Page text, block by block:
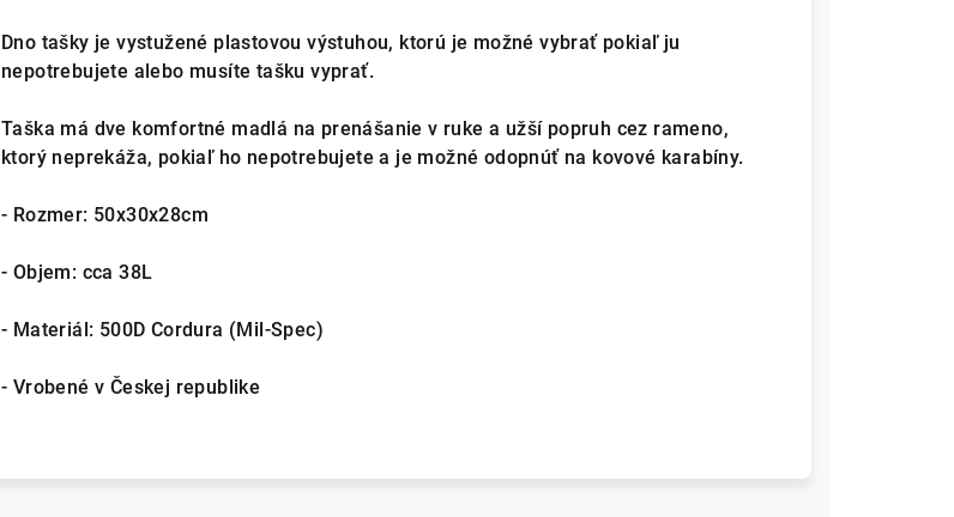
Dno tašky je vystužené plastovou výstuhou, ktorú je možné vybrať pokiaľ ju
nepotrebujete alebo musíte tašku vyprať.
Taška má dve komfortné madlá na prenášanie v ruke a užší popruh cez rameno,
ktorý neprekáža, pokiaľ ho nepotrebujete a je možné odopnúť na kovové karabíny.
- Rozmer: 50x30x28cm
- Objem: cca 38L
- Materiál: 500D Cordura (Mil-Spec)
- Vrobené v Českej republike